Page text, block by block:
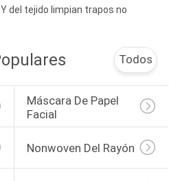
del tejido limpian trapos no
Todos
Máscara De Papel
Facial
Nonwoven Del Rayón